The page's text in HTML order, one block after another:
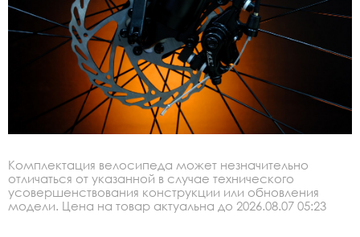
Комплектация велосипеда может незначительно
отличаться от указанной в случае технического
усовершенствования конструкции или обновления
модели. Цена на товар актуальна до 2026.08.07 05:23